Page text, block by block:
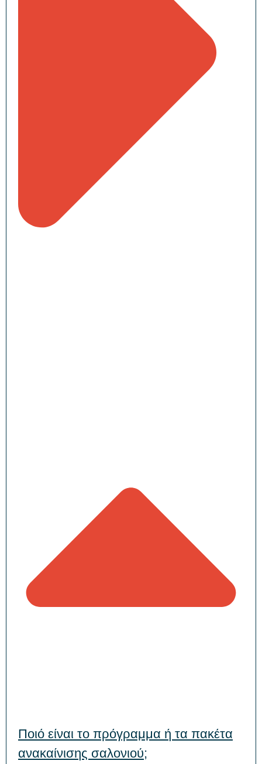
Ποιό είναι το πρόγραμμα ή τα πακέτα
ανακαίνισης σαλονιού;